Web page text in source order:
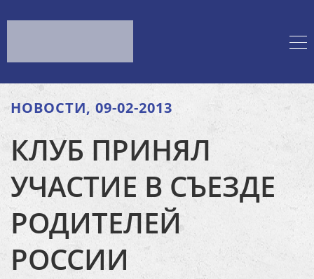
НОВОСТИ, 09-02-2013
КЛУБ ПРИНЯЛ
УЧАСТИЕ В СЪЕЗДЕ
РОДИТЕЛЕЙ
РОССИИ